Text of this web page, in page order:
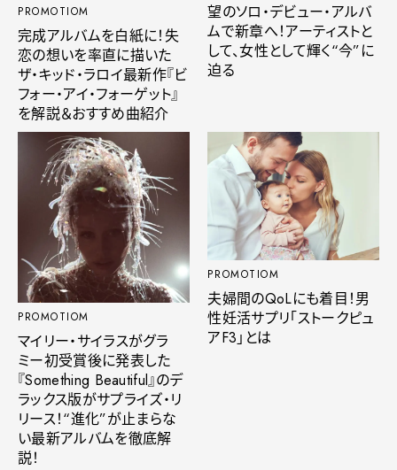
PROMOTIOM
完成アルバムを白紙に！失
恋の想いを率直に描いた
ザ・キッド・ラロイ最新作『ビ
フォー・アイ・フォーゲット』
を解説＆おすすめ曲紹介
望のソロ・デビュー・アルバ
ムで新章へ！アーティストと
して、女性として輝く“今”に
迫る
PROMOTIOM
マイリー・サイラスがグラ
ミー初受賞後に発表した
『Something Beautiful』のデ
ラックス版がサプライズ・リ
リース！“進化”が止まらな
い最新アルバムを徹底解
説！
PROMOTIOM
夫婦間のQoLにも着目！男
性妊活サプリ「ストークピュ
アF3」とは